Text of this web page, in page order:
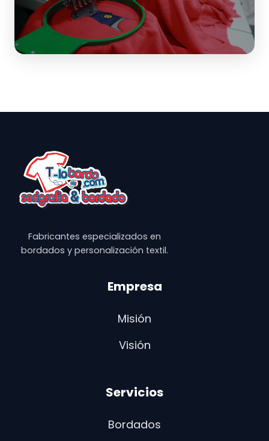
Fabricantes especializados en
bordados y personalización textil.
Empresa
Misión
Visión
Servicios
Bordados